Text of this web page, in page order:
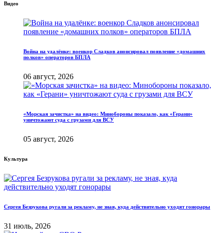
Видео
Война на удалёнке: военкор Сладков анонсировал появление «домашних
полков» операторов БПЛА
06 август, 2026
«Морская зачистка» на видео: Минобороны показало, как «Герани»
уничтожают суда с грузами для ВСУ
05 август, 2026
Культура
Сергея Безрукова ругали за рекламу, не зная, куда действительно уходят гонорары
31 июль, 2026